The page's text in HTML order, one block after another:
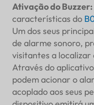
Ativação do Buzzer:
características do
Um dos seus
de alarme sonoro,
visitantes a localizar
Através do
podem acionar o
acoplado aos seus